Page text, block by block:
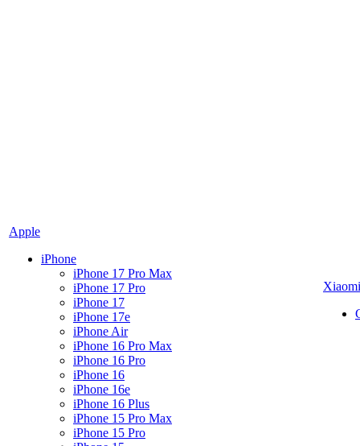
Apple
iPhone
iPhone 17 Pro Max
iPhone 17 Pro
iPhone 17
iPhone 17e
iPhone Air
iPhone 16 Pro Max
iPhone 16 Pro
iPhone 16
iPhone 16e
iPhone 16 Plus
iPhone 15 Pro Max
iPhone 15 Pro
Xiaomi